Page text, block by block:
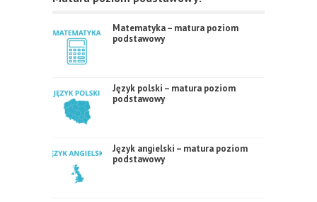
Matematyka – matura poziom
podstawowy
Język polski – matura poziom
podstawowy
Język angielski – matura poziom
podstawowy